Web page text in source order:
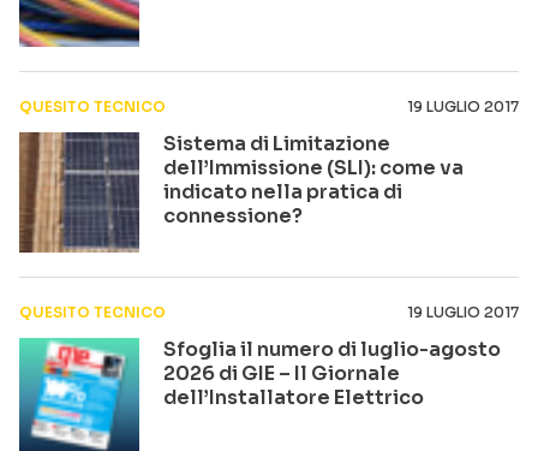
QUESITO TECNICO 19 LUGLIO 2017
Sistema di Limitazione
dell’Immissione (SLI): come va
indicato nella pratica di
connessione?
QUESITO TECNICO 19 LUGLIO 2017
Sfoglia il numero di luglio-agosto
2026 di GIE – Il Giornale
dell’Installatore Elettrico